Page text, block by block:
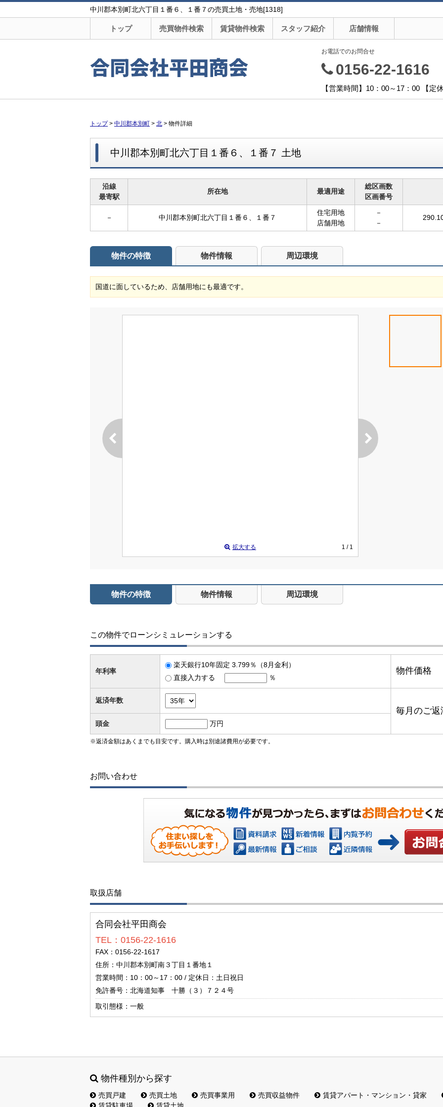
中川郡本別町北六丁目１番６、１番７の売買土地・売地[1318]
トップ 売買物件検索 賃貸物件検索 スタッフ紹介 店舗情報
合同会社平田商会
お電話でのお問合せ
0156-22-1616
【営業時間】10：00～17：00 【定
トップ> 中川郡本別町 > 北 > 物件詳細
中川郡本別町北六丁目１番６、１番７ 土地
沿線
最寄駅
所在地 最適用途
総区画数
区画番号
－ 中川郡本別町北六丁目１番６、１番７
住宅用地
店舗用地
－
－
物件の特徴 物件情報 周辺環境
国道に面しているため、店舗用地にも最適です。
拡大する 1 / 1
物件の特徴 物件情報 周辺環境
この物件でローンシミュレーションする
年利率
楽天銀行10年固定 3.799％（8月金利）
直接入力する
％
物件価格
返済年数
毎月のご返
頭金
万円
※返済金額はあくまでも目安です。購入時は別途諸費用が必要です。
お問い合わせ
取扱店舗
合同会社平田商会
TEL：0156-22-1616
FAX：0156-22-1617
住所：中川郡本別町南３丁目１番地１
営業時間：10：00～17：00 / 定休日：土日祝日
免許番号：北海道知事 十勝（３）７２４号
取引態様：一般
物件種別から探す
売買戸建 売買土地 売買事業用 売買収益物件 賃貸アパート・マンション・貸家